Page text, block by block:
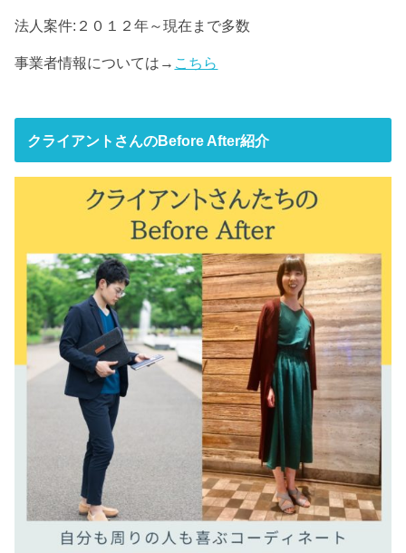
法人案件:２０１２年～現在まで多数
事業者情報については→ こちら
クライアントさんのBefore After紹介